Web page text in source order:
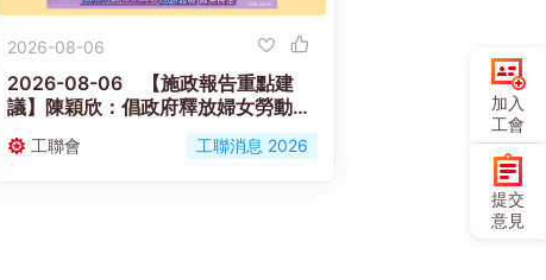
2026-08-06
2026-08-06 【施政報告重點建
議】陳穎欣：倡政府釋放婦女勞動力
發展多元託兒服務 營造生育友好社會
工聯會 工聯消息 2026
加入
工會
提交
意見